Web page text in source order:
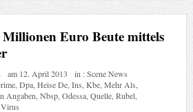
am12. April 2013
Scene News
,Dpa,Heise De,Ins,Kbe,Mehr Als,
Angaben